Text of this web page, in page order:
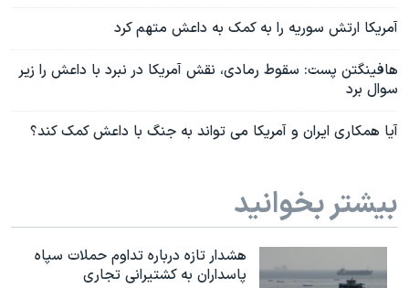
آمریکا ارتش سوریه را به کمک به داعش متهم کرد
هافینگتن پست: سقوط رمادی، نقش آمریکا در نبرد با داعش را زیر
سوال برد
آیا همکاری ایران و آمریکا می تواند به جنگ با داعش کمک کند؟
بیشتر بخوانید
هشدار تازه درباره تداوم حملات سپاه
پاسداران به کشتیرانی تجاری